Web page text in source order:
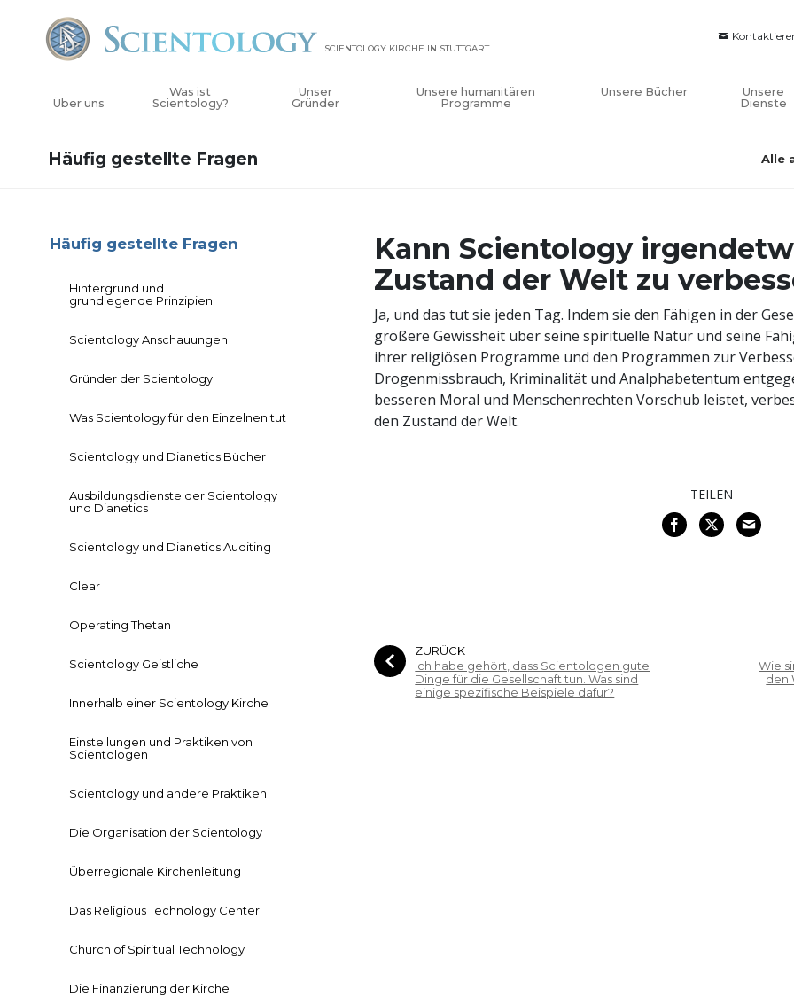
SCIENTOLOGY KIRCHE IN STUTTGART
Über uns
Was ist
Scientology?
Unser
Gründer
Unsere humanitären
Programme
Unsere Bücher
Unsere
Dienste
Häufig gestellte Fragen Alle
Kann Scientology
Zustand der Welt zu
Ja, und das tut sie jeden Tag. Indem sie den Fähigen in der
größere Gewissheit über seine spirituelle Natur und seine
ihrer religiösen Programme und den Programmen zur
Drogenmissbrauch, Kriminalität und Analphabetentum
besseren Moral und Menschenrechten Vorschub leistet,
den Zustand der Welt.
TEILEN
ZURÜCK
Ich habe gehört, dass Scientologen gute
Dinge für die Gesellschaft tun. Was sind
einige spezifische Beispiele dafür?
Wie
den
Häufig gestellte Fragen
Hintergrund und
grundlegende Prinzipien
Scientology Anschauungen
Gründer der Scientology
Was Scientology für den Einzelnen tut
Scientology und Dianetics Bücher
Ausbildungsdienste der Scientology
und Dianetics
Scientology und Dianetics Auditing
Clear
Operating Thetan
Scientology Geistliche
Innerhalb einer Scientology Kirche
Einstellungen und Praktiken von
Scientologen
Scientology und andere Praktiken
Die Organisation der Scientology
Überregionale Kirchenleitung
Das Religious Technology Center
Church of Spiritual Technology
Die Finanzierung der Kirche